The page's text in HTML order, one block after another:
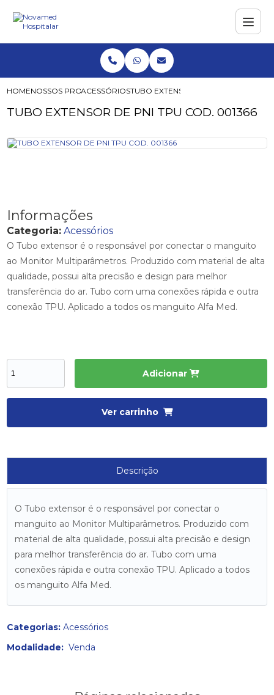
HOMENOSSOS PRODUTOS
ACESSÓRIOSTUBO EXTENSOR DE PNI TPU COD.
TUBO EXTENSOR DE PNI TPU COD. 001366
Informações
Categoria: Acessórios
O Tubo extensor é o responsável por conectar o manguito
ao Monitor Multiparâmetros. Produzido com material de alta
qualidade, possui alta precisão e design para melhor
transferência do ar. Tubo com uma conexões rápida e outra
conexão TPU. Aplicado a todos os manguito Alfa Med.
Adicionar
Ver carrinho
Descrição
O Tubo extensor é o responsável por conectar o
manguito ao Monitor Multiparâmetros. Produzido com
material de alta qualidade, possui alta precisão e design
para melhor transferência do ar. Tubo com uma
conexões rápida e outra conexão TPU. Aplicado a todos
os manguito Alfa Med.
Categorias: Acessórios
Modalidade:Venda